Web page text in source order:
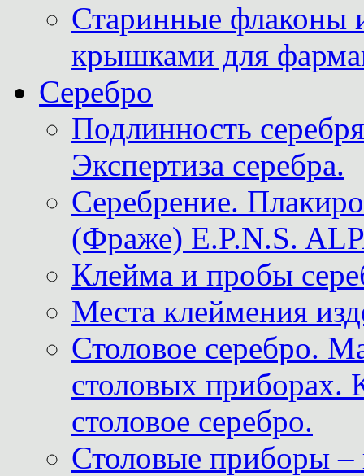
Старинные флаконы
крышками для
Серебро
Подлинность
Экспертиза серебра.
Серебрение.
(Фраже) E.P.N.S.
Клейма и пробы
Места клеймения
Столовое серебро.
столовых приборах.
столовое серебро.
Столовые приборы –